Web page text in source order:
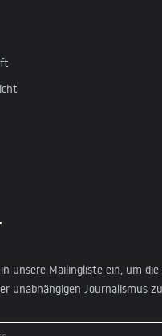
unsere Mailingliste ein, um
unabhängigen Journalismus